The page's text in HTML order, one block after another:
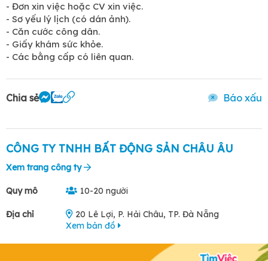
- Đơn xin việc hoặc CV xin việc.
- Sơ yếu lý lịch (có dán ảnh).
- Căn cước công dân.
- Giấy khám sức khỏe.
- Các bằng cấp có liên quan.
Chia sẻ Báo xấu
CÔNG TY TNHH BẤT ĐỘNG SẢN CHÂU ÂU
Xem trang công ty
Quy mô 10-20 người
Địa chỉ
20 Lê Lợi, P. Hải Châu, TP. Đà Nẵng
Xem bản đồ